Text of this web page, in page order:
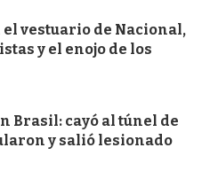
vestuario de Nacional,
y el enojo de los
Brasil: cayó al túnel de
y salió lesionado